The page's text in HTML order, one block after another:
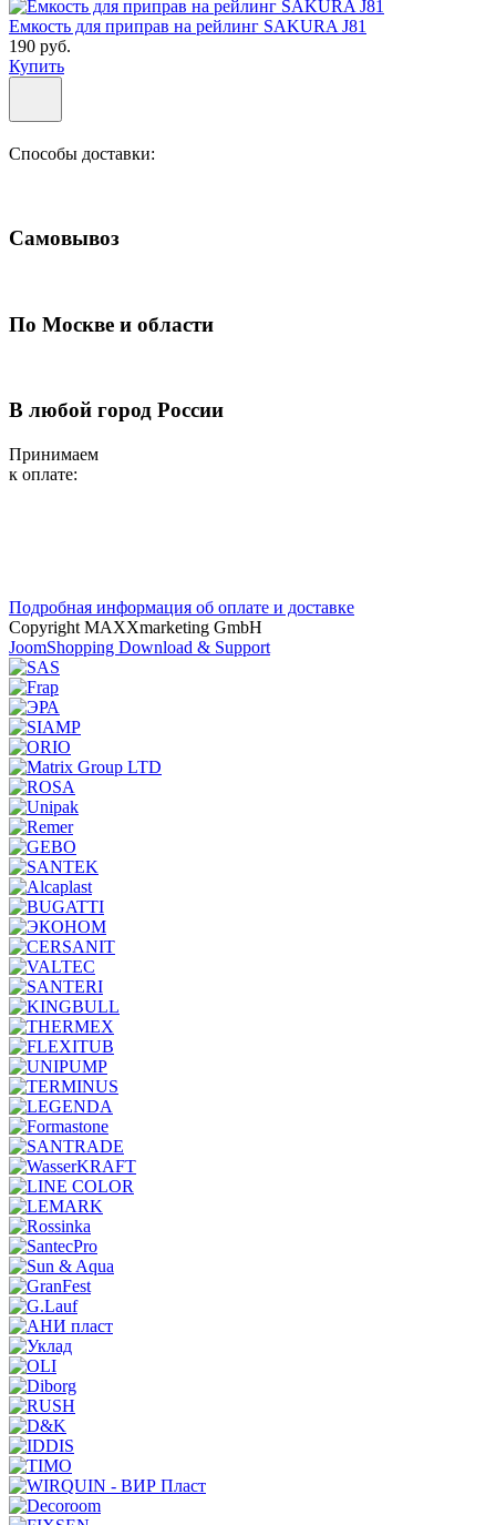
Емкость для приправ на рейлинг SAKURA J81
190 руб.
Купить
Способы доставки:
Самовывоз
По Москве и области
В любой город России
Принимаем
к оплате:
Подробная информация об оплате и доставке
Copyright MAXXmarketing GmbH
JoomShopping Download & Support